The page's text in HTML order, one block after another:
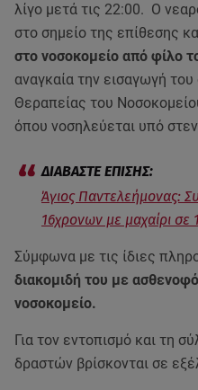
λίγο μετά τις 22:00. Ο
στο σημείο της επίθεσης
στο νοσοκομείο από φίλο
αναγκαία την εισαγωγή
Θεραπείας του
όπου νοσηλεύεται υπό
Άγιος Παντελεήμονας:
16χρονων με μαχαίρι σε
Σύμφωνα με τις ίδιες
διακομιδή του με
νοσοκομείο.
Για τον εντοπισμό και τη
δραστών βρίσκονται σε